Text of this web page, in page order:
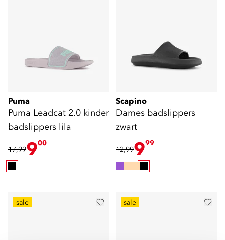
Puma
Puma Leadcat 2.0 kinder
badslippers lila
17,99900
Scapino
Dames badslippers
zwart
12,99999
sale sale